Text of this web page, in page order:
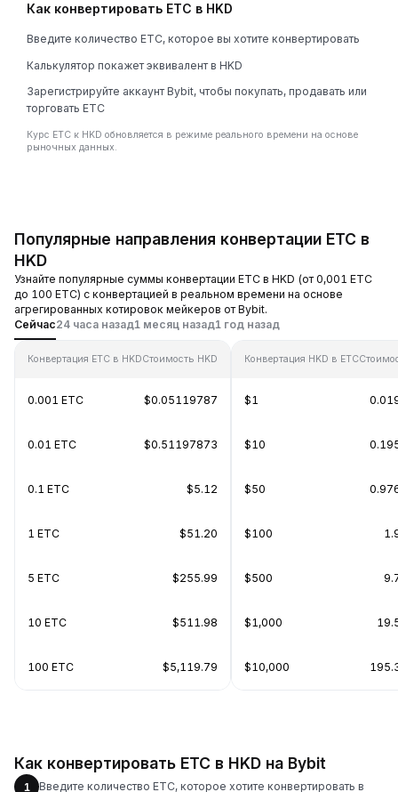
Как конвертировать ETC в HKD
Введите количество ETC, которое вы хотите конвертировать
Калькулятор покажет эквивалент в HKD
Зарегистрируйте аккаунт Bybit, чтобы покупать, продавать или
торговать ETC
Курс ETC к HKD обновляется в режиме реального времени на основе
рыночных данных.
Популярные направления конвертации ETC в
HKD
Узнайте популярные суммы конвертации ETC в HKD (от 0,001 ETC
до 100 ETC) с конвертацией в реальном времени на основе
агрегированных котировок мейкеров от Bybit.
Сейчас24 часа назад1 месяц назад1 год назад
Конвертация ETC в HKDСтоимость HKD
0.001 ETC $0.05119787
0.01 ETC $0.51197873
0.1 ETC $5.12
1 ETC $51.20
5 ETC $255.99
10 ETC $511.98
100 ETC $5,119.79
Конвертация HKD в ETC
$1
$10
$50
$100
$500
$1,000
$10,000
Как конвертировать ETC в HKD на Bybit
1 Введите количество ETC, которое хотите конвертировать в